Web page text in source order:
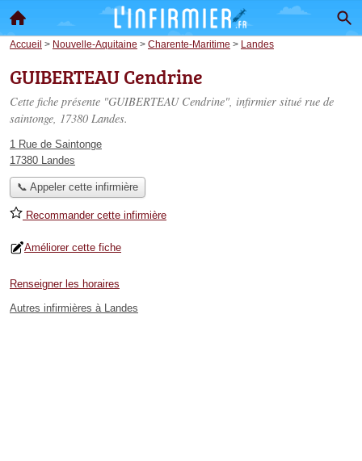
Accueil > Nouvelle-Aquitaine > Charente-Maritime > Landes
GUIBERTEAU Cendrine
Cette fiche présente "GUIBERTEAU Cendrine", infirmier situé rue de
saintonge, 17380 Landes.
1 Rue de Saintonge
17380 Landes
📞 Appeler cette infirmière
Recommander cette infirmière
Améliorer cette fiche
Renseigner les horaires
Autres infirmières à Landes